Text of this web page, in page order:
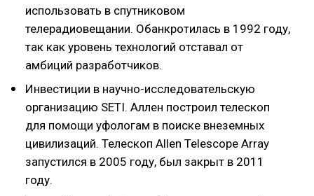
использовать в спутниковом
телерадиовещании. Обанкротилась в 1992 году,
так как уровень технологий отставал от
амбиций разработчиков.
Инвестиции в научно-исследовательскую
организацию SETI. Аллен построил телескоп
для помощи уфологам в поиске внеземных
цивилизаций. Телескоп Allen Telescope Array
запустился в 2005 году, был закрыт в 2011
году.